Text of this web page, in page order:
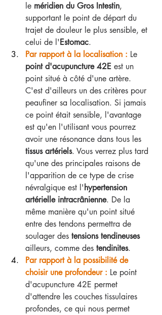
le méridien du Gros Intestin,
supportant le point de départ du
trajet de douleur le plus sensible, et
celui de l'Estomac.
Par rapport à la localisation : Le
point d'acupuncture 42E est un
point situé à côté d'une artère.
C'est d'ailleurs un des critères pour
peaufiner sa localisation. Si jamais
ce point était sensible, l'avantage
est qu'en l'utilisant vous pourrez
avoir une résonance dans tous les
tissus artériels. Vous verrez plus tard
qu'une des principales raisons de
l'apparition de ce type de crise
névralgique est l'hypertension
artérielle intracrânienne. De la
même manière qu'un point situé
entre des tendons permettra de
soulager des tensions tendineuses
ailleurs, comme des tendinites.
Par rapport à la possibilité de
choisir une profondeur : Le point
d'acupuncture 42E permet
d'attendre les couches tissulaires
profondes, ce qui nous permet